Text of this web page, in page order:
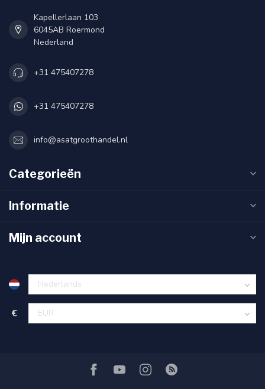
Kapellerlaan 103
6045AB Roermond
Nederland
+31 475407278
+31 475407278
info@asatgroothandel.nl
Categorieën
Informatie
Mijn account
€